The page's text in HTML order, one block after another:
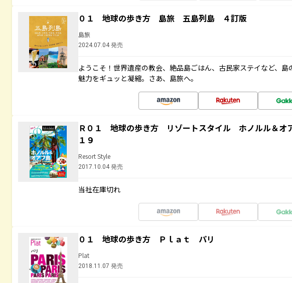
０１ 地球の歩き方 島旅 五島列島 ４訂版
島旅
2024.07.04 発売
ようこそ！世界遺産の教会、絶品島ごはん、古民家ステイなど、島
魅力をギュッと凝縮。さあ、島旅へ。
Ｒ０１ 地球の歩き方 リゾートスタイル ホノルル＆オ
１９
Resort Style
2017.10.04 発売
当社在庫切れ
０１ 地球の歩き方 Ｐｌａｔ パリ
Plat
2018.11.07 発売